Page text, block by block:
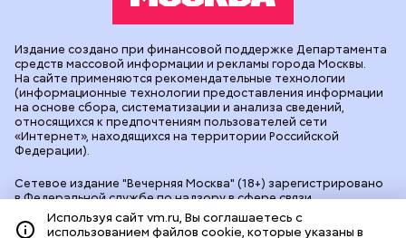
Сетевое издание "Вечерняя Москва" (18+) зарегистрировано
в Федеральной службе по надзору в сфере связи,
информационных технологий и массовых коммуникаций
(Роскомнадзор). Свидетельство о регистрации ЭЛ № ФС 77 -
Издание создано при финансовой поддержке Департамента
средств массовой информации и рекламы города Москвы.
На сайте применяются рекомендательные технологии
(информационные технологии предоставления информации
на основе сбора, систематизации и анализа сведений,
относящихся к предпочтениям пользователей сети
«Интернет», находящихся на территории Российской
Федерации).
Используя сайт vm.ru, Вы соглашаетесь с
использованием файлов cookie, которые указаны в